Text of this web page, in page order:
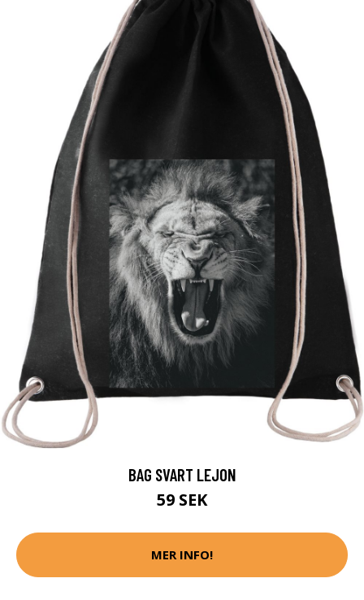
BAG SVART LEJON
59 SEK
MER INFO!